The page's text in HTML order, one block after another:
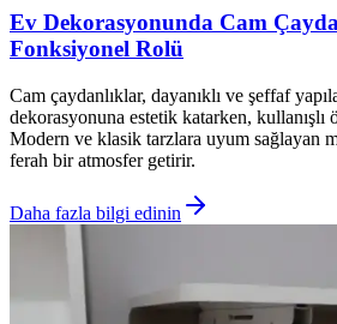
Ev Dekorasyonunda Cam
Fonksiyonel Rolü
Cam çaydanlıklar, dayanıklı ve şeffaf
dekorasyonuna estetik katarken, kullanışlı
Modern ve klasik tarzlara uyum sağlayan
ferah bir atmosfer getirir.
Daha fazla bilgi edinin